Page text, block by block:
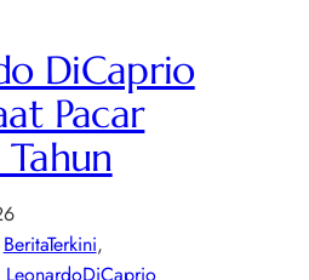
DiCaprio
Pacar
BeritaTerkini
LeonardoDiCaprio